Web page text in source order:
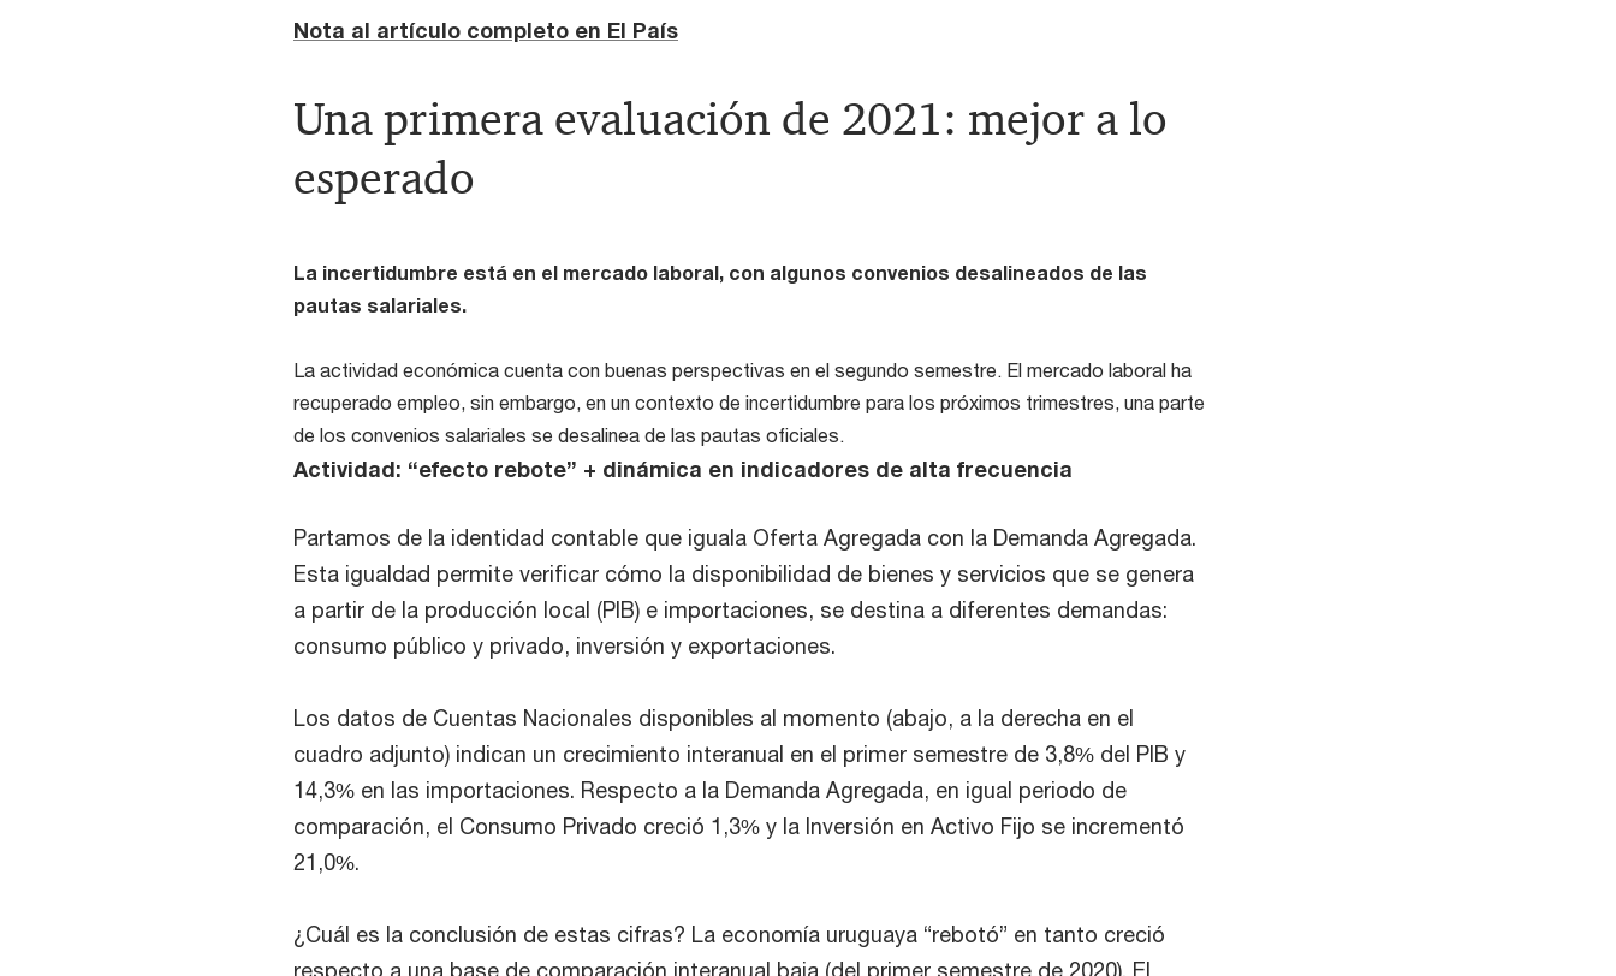
Nota al artículo completo en El País
Una primera evaluación de 2021: mejor a lo
esperado
La incertidumbre está en el mercado laboral, con algunos convenios desalineados de las
pautas salariales.
La actividad económica cuenta con buenas perspectivas en el segundo semestre. El mercado laboral ha
recuperado empleo, sin embargo, en un contexto de incertidumbre para los próximos trimestres, una parte
de los convenios salariales se desalinea de las pautas oficiales.
Actividad: “efecto rebote” + dinámica en indicadores de alta frecuencia
Partamos de la identidad contable que iguala Oferta Agregada con la Demanda Agregada.
Esta igualdad permite verificar cómo la disponibilidad de bienes y servicios que se genera
a partir de la producción local (PIB) e importaciones, se destina a diferentes demandas:
consumo público y privado, inversión y exportaciones.
Los datos de Cuentas Nacionales disponibles al momento (abajo, a la derecha en el
cuadro adjunto) indican un crecimiento interanual en el primer semestre de 3,8% del PIB y
14,3% en las importaciones. Respecto a la Demanda Agregada, en igual periodo de
comparación, el Consumo Privado creció 1,3% y la Inversión en Activo Fijo se incrementó
21,0%.
¿Cuál es la conclusión de estas cifras? La economía uruguaya “rebotó” en tanto creció
respecto a una base de comparación interanual baja (del primer semestre de 2020). El